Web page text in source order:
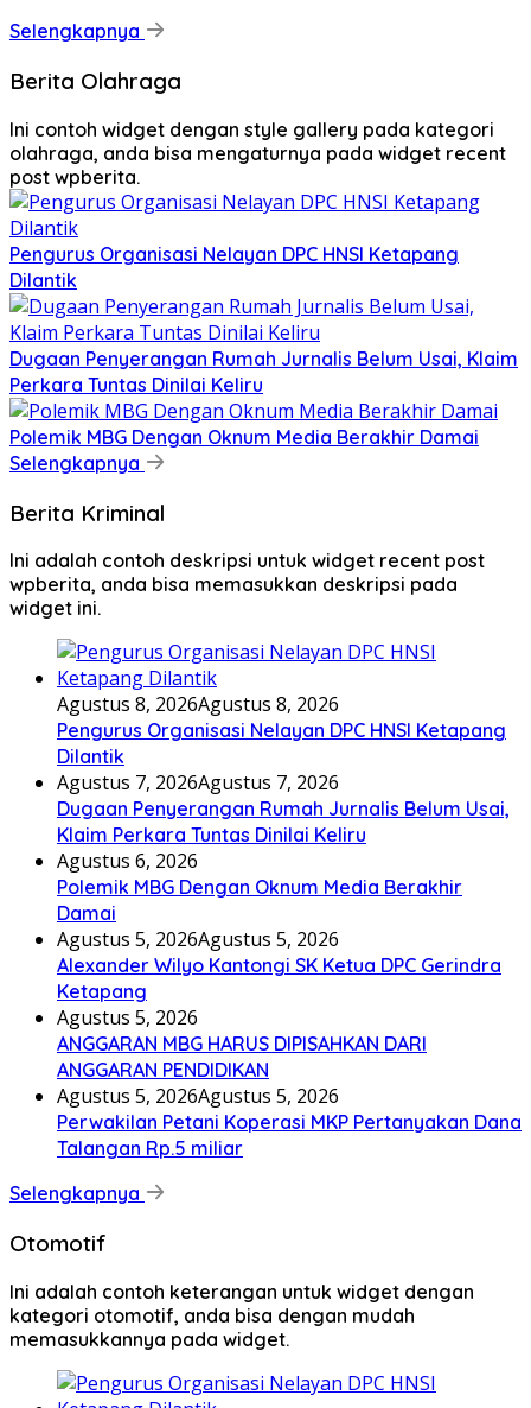
Selengkapnya
Berita Olahraga
Ini contoh widget dengan style gallery pada kategori
olahraga, anda bisa mengaturnya pada widget recent
post wpberita.
Pengurus Organisasi Nelayan DPC HNSI Ketapang
Dilantik
Dugaan Penyerangan Rumah Jurnalis Belum Usai, Klaim
Perkara Tuntas Dinilai Keliru
Polemik MBG Dengan Oknum Media Berakhir Damai
Selengkapnya
Berita Kriminal
Ini adalah contoh deskripsi untuk widget recent post
wpberita, anda bisa memasukkan deskripsi pada
widget ini.
Agustus 8, 2026Agustus 8, 2026
Pengurus Organisasi Nelayan DPC HNSI Ketapang
Dilantik
Agustus 7, 2026Agustus 7, 2026
Dugaan Penyerangan Rumah Jurnalis Belum Usai,
Klaim Perkara Tuntas Dinilai Keliru
Agustus 6, 2026
Polemik MBG Dengan Oknum Media Berakhir
Damai
Agustus 5, 2026Agustus 5, 2026
Alexander Wilyo Kantongi SK Ketua DPC Gerindra
Ketapang
Agustus 5, 2026
ANGGARAN MBG HARUS DIPISAHKAN DARI
ANGGARAN PENDIDIKAN
Agustus 5, 2026Agustus 5, 2026
Perwakilan Petani Koperasi MKP Pertanyakan Dana
Talangan Rp.5 miliar
Selengkapnya
Otomotif
Ini adalah contoh keterangan untuk widget dengan
kategori otomotif, anda bisa dengan mudah
memasukkannya pada widget.